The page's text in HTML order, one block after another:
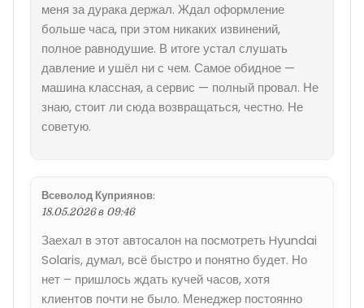
меня за дурака держал. Ждал оформление
больше часа, при этом никаких извинений,
полное равнодушие. В итоге устал слушать
давление и ушёл ни с чем. Самое обидное —
машина классная, а сервис — полный провал. Не
знаю, стоит ли сюда возвращаться, честно. Не
советую.
Всеволод Куприянов:
18.05.2026 в 09:46
Заехал в этот автосалон на посмотреть Hyundai
Solaris, думал, всё быстро и понятно будет. Но
нет – пришлось ждать кучей часов, хотя
клиентов почти не было. Менеджер постоянно